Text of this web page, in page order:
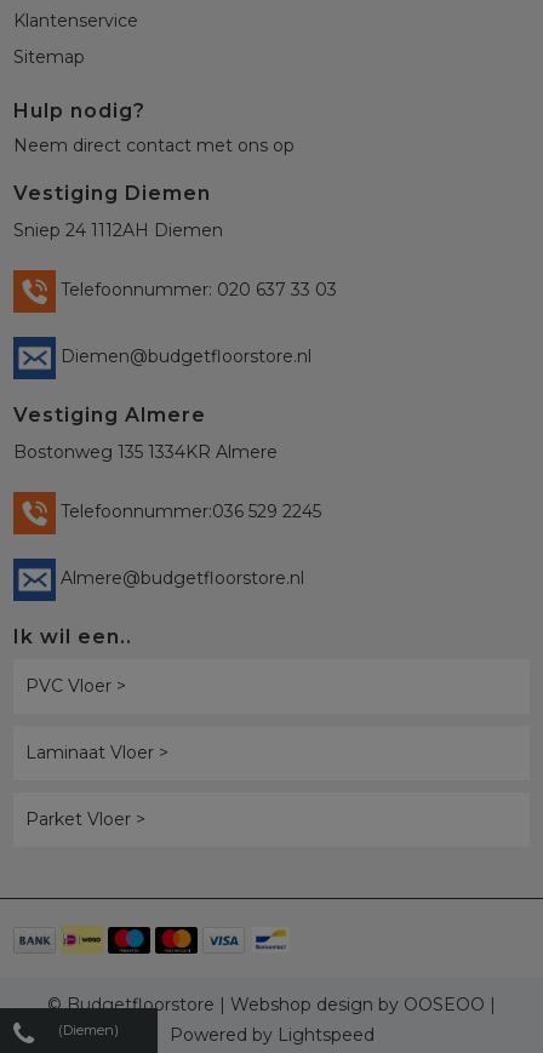
(Diemen)
Klantenservice
Sitemap
Hulp nodig?
Neem direct contact met ons op
Vestiging Diemen
Sniep 24 1112AH Diemen
Telefoonnummer: 020 637 33 03
Diemen@budgetfloorstore.nl
Vestiging Almere
Bostonweg 135 1334KR Almere
Telefoonnummer:036 529 2245
Almere@budgetfloorstore.nl
Ik wil een..
PVC Vloer >
Laminaat Vloer >
Parket Vloer >
© Budgetfloorstore | Webshop design by OOSEOO |
Powered by Lightspeed